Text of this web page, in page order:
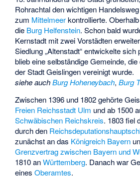
Rohrachtal den wichtigen
zum Mittelmeerkontrollierte.
die Burg Helfenstein. Schon bald
Kernstadt mit zwei Vorstädten
Siedlung „Altenstadt“ entwickelte sich
blieb eine selbständige Gemeinde,
der Stadt Geislingen vereinigt wurde.
siehe auchBurg Hoheneybach,Burg
Zwischen 1396 und 1802 gehörte
Freien Reichsstadt Ulm und ab 1500
Schwäbischen Reichskreis. 1803 fiel
durch den
zunächst an das Königreich Bayern
Grenzvertrag zwischen Bayern und
1810 anWürttemberg. Danach war
einesOberamtes.